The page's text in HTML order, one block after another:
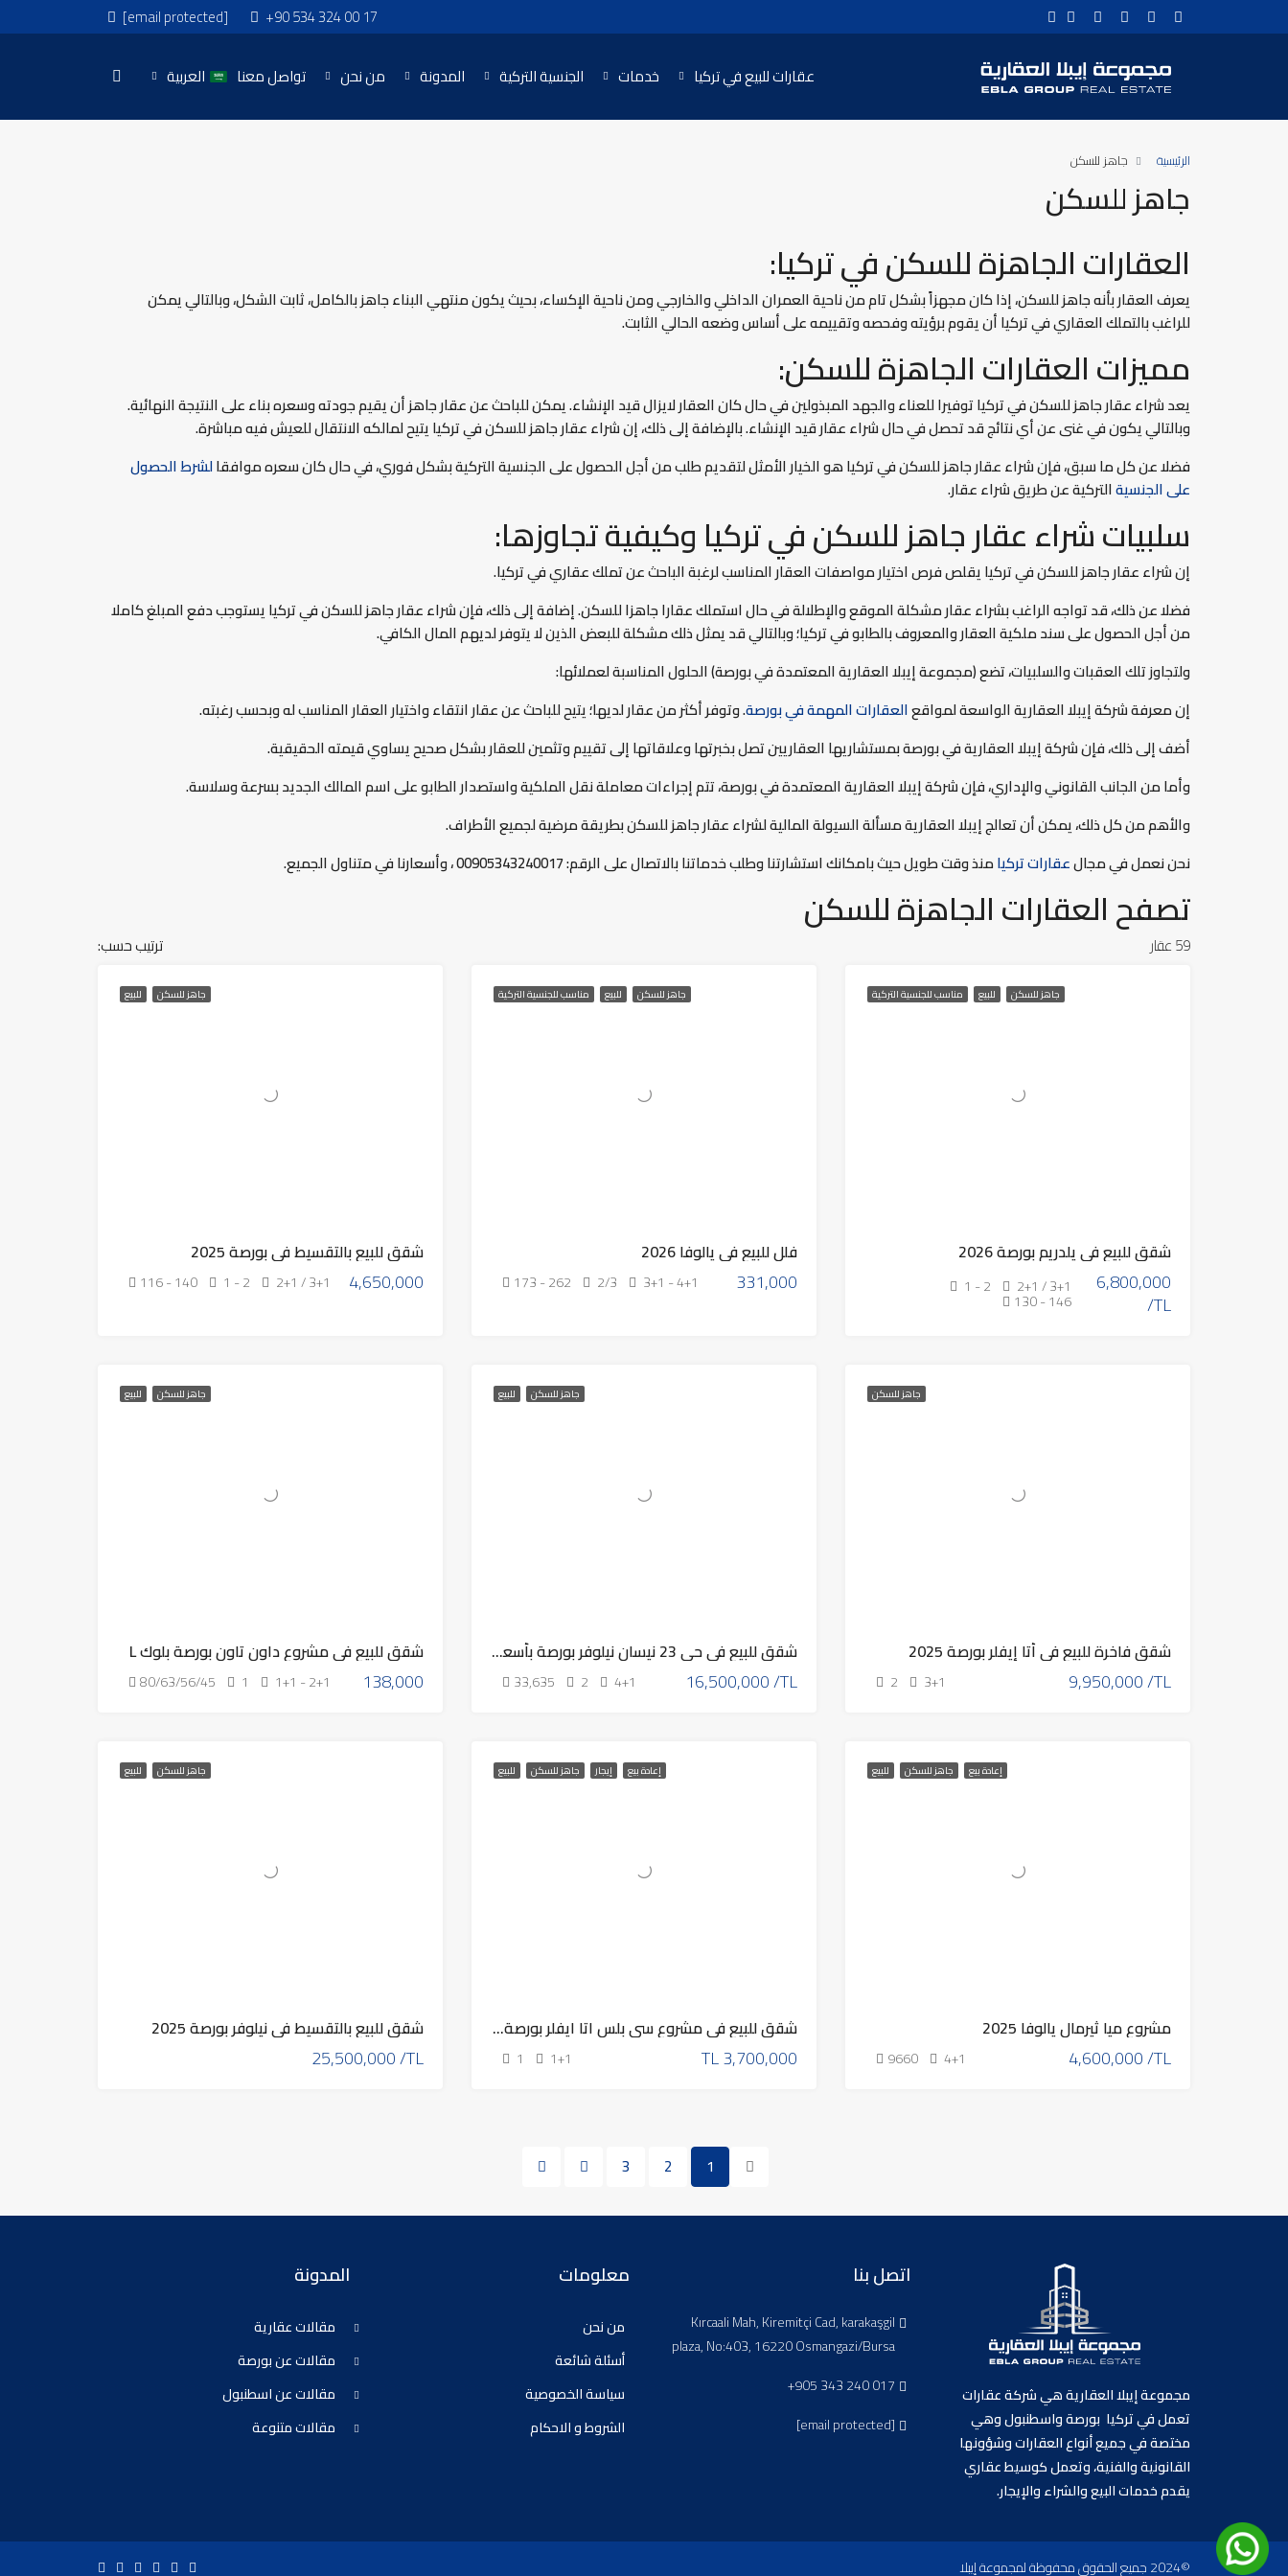
+90 534 324 00 17
[email protected]
عقارات للبيع في تركيا خدمات الجنسية التركية المدونة من نحن تواصل معنا العربية
الرئيسية جاهز للسكن
جاهز للسكن
العقارات الجاهزة للسكن في تركيا:
يعرف العقار بأنه جاهز للسكن، إذا كان مجهزاً بشكل تام من ناحية العمران الداخلي والخارجي ومن ناحية الإكساء، بحيث يكون منتهي البناء جاهز بالكامل، ثابت الشكل، وبالتالي يمكن
للراغب بالتملك العقاري في تركيا أن يقوم برؤيته وفحصه وتقييمه على أساس وضعه الحالي الثابت.
مميزات العقارات الجاهزة للسكن:
يعد شراء عقار جاهز للسكن في تركيا توفيرا للعناء والجهد المبذولين في حال كان العقار لايزال قيد الإنشاء. يمكن للباحث عن عقار جاهز أن يقيم جودته وسعره بناء على النتيجة النهائية.
وبالتالي يكون في غنى عن أي نتائج قد تحصل في حال شراء عقار قيد الإنشاء. بالإضافة إلى ذلك، إن شراء عقار جاهز للسكن في تركيا يتيح لمالكه الانتقال للعيش فيه مباشرة.
فضلا عن كل ما سبق، فإن شراء عقار جاهز للسكن في تركيا هو الخيار الأمثل لتقديم طلب من أجل الحصول على الجنسية التركية بشكل فوري، في حال كان سعره موافقالشرط الحصول
على الجنسيةالتركية عن طريق شراء عقار.
سلبيات شراء عقار جاهز للسكن في تركيا وكيفية تجاوزها:
إن شراء عقار جاهز للسكن في تركيا يقلص فرص اختيار مواصفات العقار المناسب لرغبة الباحث عن تملك عقاري في تركيا.
فضلا عن ذلك، قد تواجه الراغب بشراء عقار مشكلة الموقع والإطلالة في حال استملك عقارا جاهزا للسكن. إضافة إلى ذلك، فإن شراء عقار جاهز للسكن في تركيا يستوجب دفع المبلغ كاملا
من أجل الحصول على سند ملكية العقار والمعروف بالطابو في تركيا؛ وبالتالي قد يمثل ذلك مشكلة للبعض الذين لا يتوفر لديهم المال الكافي.
ولتجاوز تلك العقبات والسلبيات، تضع (مجموعة إيبلا العقارية المعتمدة في بورصة) الحلول المناسبة لعملائها:
إن معرفة شركة إيبلا العقارية الواسعة لمواقعالعقارات المهمة في بورصة. وتوفر أكثر من عقار لديها؛ يتيح للباحث عن عقار انتقاء واختيار العقار المناسب له وبحسب رغبته.
أضف إلى ذلك، فإن شركة إيبلا العقارية في بورصة بمستشاريها العقاريين تصل بخبرتها وعلاقاتها إلى تقييم وتثمين للعقار بشكل صحيح يساوي قيمته الحقيقية.
وأما من الجانب القانوني والإداري، فإن شركة إيبلا العقارية المعتمدة في بورصة، تتم إجراءات معاملة نقل الملكية واستصدار الطابو على اسم المالك الجديد بسرعة وسلاسة.
والأهم من كل ذلك، يمكن أن تعالج إيبلا العقارية مسألة السيولة المالية لشراء عقار جاهز للسكن بطريقة مرضية لجميع الأطراف.
نحن نعمل في مجالعقارات تركيامنذ وقت طويل حيث بامكانك استشارتنا وطلب خدماتنا بالاتصال على الرقم: 00905343240017 ، وأسعارنا في متناول الجميع.
تصفح العقارات الجاهزة للسكن
59 عقار ترتيب حسب:
جاهز للسكن للبيع مناسب للجنسية التركية
شقق للبيع في يلدريم بورصة 2026
6,800,000
/TL
2+1 / 3+1
1 - 2
130 - 146
جاهز للسكن للبيع مناسب للجنسية التركية
فلل للبيع في يالوفا 2026
331,000
3+1 - 4+1
2/3
173 - 262
جاهز للسكن للبيع
شقق للبيع بالتقسيط في بورصة 2025
4,650,000
2+1 / 3+1
1 - 2
116 - 140
جاهز للسكن
شقق فاخرة للبيع في أتا إيفلر بورصة 2025
9,950,000 /TL
3+1
2
جاهز للسكن للبيع
شقق للبيع في حي 23 نيسان نيلوفر بورصة بأسعار منافسة 2025
16,500,000 /TL
4+1
2
33,635
جاهز للسكن للبيع
شقق للبيع في مشروع داون تاون بورصة بلوك L
138,000
1+1 - 2+1
1
80/63/56/45
إعادة بيع جاهز للسكن للبيع
مشروع ميا ثيرمال يالوفا 2025
4,600,000 /TL
4+1
9660
إعادة بيع إيجار جاهز للسكن للبيع
شقق للبيع في مشروع سي بلس اتا ايفلر بورصة 2025
TL3,700,000
1+1
1
جاهز للسكن للبيع
شقق للبيع بالتقسيط في نيلوفر بورصة 2025
25,500,000 /TL
1
2
3
مجموعة إيبلا العقارية هي شركة عقارات
تعمل في تركيا بورصة واسطنبول وهي
مختصة في جميع أنواع العقارات وشؤونها
القانونية والفنية، وتعمل كوسيط عقاري
يقدم خدمات البيع والشراء والإيجار.
اتصل بنا
Kırcaali Mah, Kiremitçi Cad, karakaşgil
plaza, No:403, 16220 Osmangazi/Bursa
+905 343 240 017
[email protected]
معلومات
من نحن
أسئلة شائعة
سياسة الخصوصية
الشروط و الاحكام
المدونة
مقالات عقارية
مقالات عن بورصة
مقالات عن اسطنبول
مقالات متنوعة
©2024 جميع الحقوق محفوظة لمجموعة إيبلا